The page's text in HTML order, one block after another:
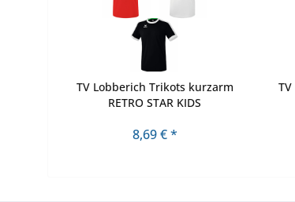
TV Lobberich Trikots kurzarm
RETRO STAR KIDS
8,69 € *